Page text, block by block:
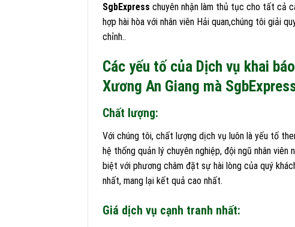
SgbExpress chuyên nhận làm thủ tục cho tất cả
hợp hài hòa với nhân viên Hải quan,chúng tôi giải
chỉnh..
Các yếu tố của Dịch vụ khai
Xương An Giang mà
Chất lượng:
Với chúng tôi, chất lượng dịch vụ luôn là yếu tố
hệ thống quản lý chuyên nghiệp, đội ngũ nhân
biệt với phương châm đặt sự hài lòng của quý
nhất, mang lại kết quả cao nhất.
Giá dịch vụ cạnh tranh nhất: